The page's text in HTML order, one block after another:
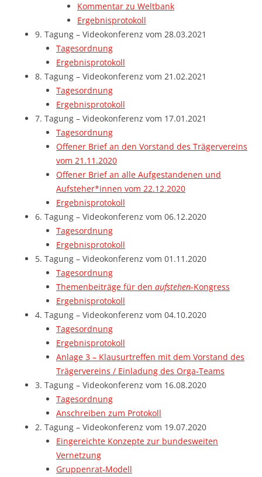
Kommentar zu Weltbank
Ergebnisprotokoll
9. Tagung – Videokonferenz vom 28.03.2021
Tagesordnung
Ergebnisprotokoll
8. Tagung – Videokonferenz vom 21.02.2021
Tagesordnung
Ergebnisprotokoll
7. Tagung – Videokonferenz vom 17.01.2021
Tagesordnung
Offener Brief an den Vorstand des Trägervereins
vom 21.11.2020
Offener Brief an alle Aufgestandenen und
Aufsteher*innen vom 22.12.2020
Ergebnisprotokoll
6. Tagung – Videokonferenz vom 06.12.2020
Tagesordnung
Ergebnisprotokoll
5. Tagung – Videokonferenz vom 01.11.2020
Tagesordnung
Themenbeiträge für den aufstehen-Kongress
Ergebnisprotokoll
4. Tagung – Videokonferenz vom 04.10.2020
Tagesordnung
Ergebnisprotokoll
Anlage 3 – Klausurtreffen mit dem Vorstand des
Trägervereins / Einladung des Orga-Teams
3. Tagung – Videokonferenz vom 16.08.2020
Tagesordnung
Anschreiben zum Protokoll
2. Tagung – Videokonferenz vom 19.07.2020
Eingereichte Konzepte zur bundesweiten
Vernetzung
Gruppenrat-Modell